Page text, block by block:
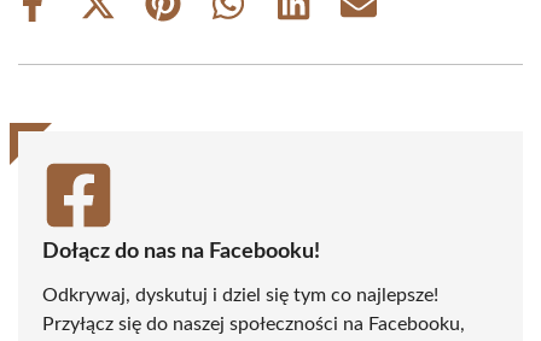
Share
Share
(Twitter)
Share
Share
Share
Share
Dołącz do nas na Facebooku!
Odkrywaj, dyskutuj i dziel się tym co najlepsze!
Przyłącz się do naszej społeczności na Facebooku,